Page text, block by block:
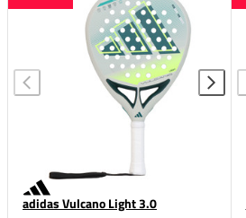
adidas Vulcano Light 3.0